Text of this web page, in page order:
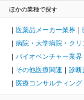
ほかの業種で探す
医薬品メーカー業界
病院・大学病院・クリ
バイオベンチャー業界
その他医療関連
診断
医療コンサルティング